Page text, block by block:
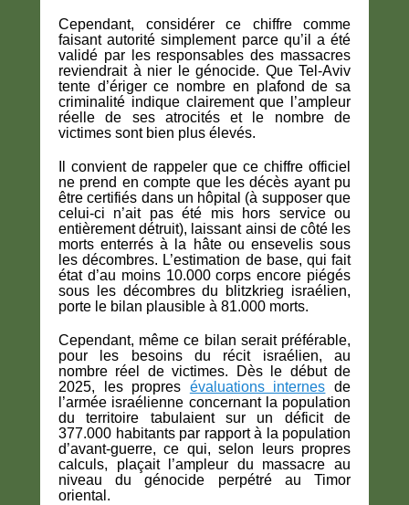
Cependant, considérer ce chiffre comme
faisant autorité simplement parce qu’il a été
validé par les responsables des massacres
reviendrait à nier le génocide. Que Tel-Aviv
tente d’ériger ce nombre en plafond de sa
criminalité indique clairement que l’ampleur
réelle de ses atrocités et le nombre de
victimes sont bien plus élevés.
Il convient de rappeler que ce chiffre officiel
ne prend en compte que les décès ayant pu
être certifiés dans un hôpital (à supposer que
celui-ci n’ait pas été mis hors service ou
entièrement détruit), laissant ainsi de côté les
morts enterrés à la hâte ou ensevelis sous
les décombres. L’estimation de base, qui fait
état d’au moins 10.000 corps encore piégés
sous les décombres du blitzkrieg israélien,
porte le bilan plausible à 81.000 morts.
Cependant, même ce bilan serait préférable,
pour les besoins du récit israélien, au
nombre réel de victimes. Dès le début de
2025, les propres évaluations internes de
l’armée israélienne concernant la population
du territoire tabulaient sur un déficit de
377.000 habitants par rapport à la population
d’avant-guerre, ce qui, selon leurs propres
calculs, plaçait l’ampleur du massacre au
niveau du génocide perpétré au Timor
oriental.